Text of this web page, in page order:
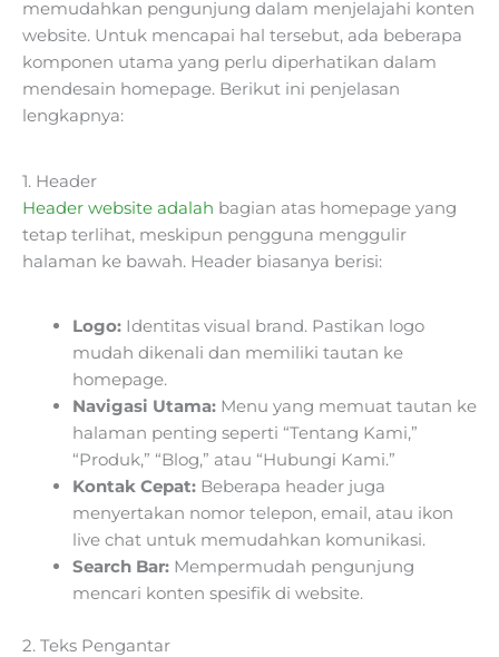
memudahkan pengunjung dalam menjelajahi konten
website. Untuk mencapai hal tersebut, ada beberapa
komponen utama yang perlu diperhatikan dalam
mendesain homepage. Berikut ini penjelasan
lengkapnya:
1. Header
Header website adalah bagian atas homepage yang
tetap terlihat, meskipun pengguna menggulir
halaman ke bawah. Header biasanya berisi:
Logo: Identitas visual brand. Pastikan logo
mudah dikenali dan memiliki tautan ke
homepage.
Navigasi Utama: Menu yang memuat tautan ke
halaman penting seperti “Tentang Kami,”
“Produk,” “Blog,” atau “Hubungi Kami.”
Kontak Cepat: Beberapa header juga
menyertakan nomor telepon, email, atau ikon
live chat untuk memudahkan komunikasi.
Search Bar: Mempermudah pengunjung
mencari konten spesifik di website.
2. Teks Pengantar